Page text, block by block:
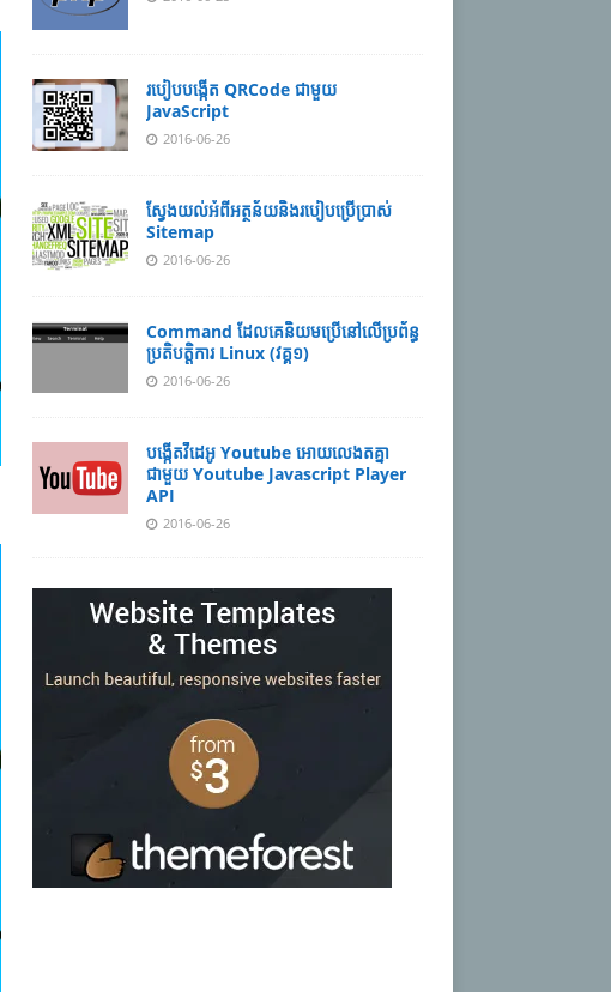
របៀប​បង្កើត​ QRCode ជាមួយ
JavaScript
2016-06-26
ស្វែង​យល់​​អំពី​អត្ថន័យ​​និង​របៀប​​ប្រើ​ប្រាស់​
Sitemap
2016-06-26
Command ដែល​​គេ​​និយម​​ប្រើ​​នៅ​លើ​​ប្រព័ន្ធ​​
ប្រតិបត្តិការ​ Linux (វគ្គ១)
2016-06-26
បង្កើតវីដេអូ Youtube អោយ​លេងតគ្នា
ជាមួយ Youtube Javascript Player
API
2016-06-26